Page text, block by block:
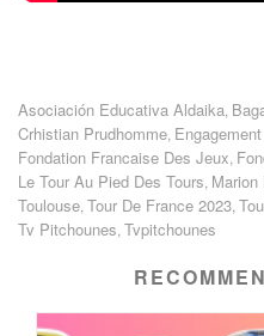
Asociación Educativa Aldaika
Crhistian Prudhomme
Fondation Francaise Des Jeux
Le Tour Au Pied Des Tours Marion
Toulouse Tour De France 2023
Tv Pitchounes Tvpitchounes